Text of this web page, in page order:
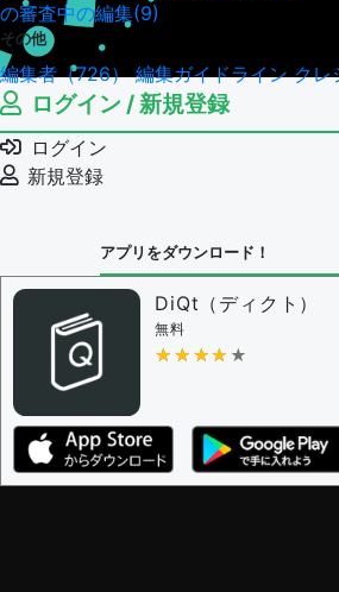
の審査中の編集(9)
その他
編集者（726）編集ガイドラインクレ
ログイン / 新規登録
ログイン
新規登録
アプリをダウンロード！
DiQt（ディクト）
無料
★★★★★
★★★★★